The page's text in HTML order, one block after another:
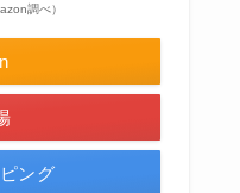
調べ）
ング